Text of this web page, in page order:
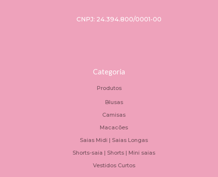
CNPJ: 24.394.800/0001-00
Categoria
Produtos
Blusas
Camisas
Macacões
Saias Midi | Saias Longas
Shorts-saia | Shorts | Mini saias
Vestidos Curtos